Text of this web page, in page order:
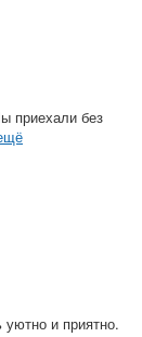
приехали без
и приятно.